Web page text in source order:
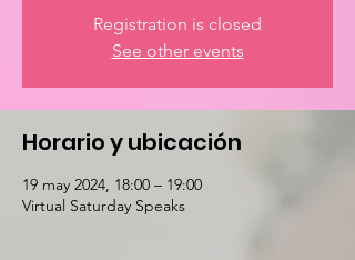
Registration is closed
See other events
Horario y ubicación
19 may 2024, 18:00 – 19:00
Virtual Saturday Speaks